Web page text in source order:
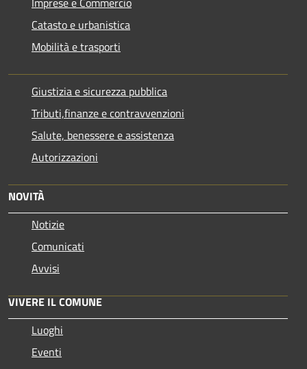
Catasto e urbanistica
Mobilità e trasporti
Giustizia e sicurezza pubblica
Tributi,finanze e contravvenzioni
Salute, benessere e assistenza
Autorizzazioni
NOVITÀ
Notizie
Comunicati
Avvisi
VIVERE IL COMUNE
Luoghi
Eventi